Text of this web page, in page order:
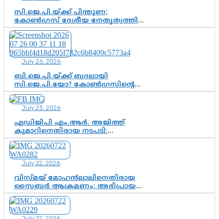
സി.ജെ.പി.യ്ക്ക് പിന്തുണ;
കോൺഗ്രസ് ദേശീയ നേതൃത്വത്തിൽ
ആശങ്കയോ? പാർട്ടിക്കുള്ളിൽ
ഭിന്നാഭിപ്രായമെന്ന വിലയിരുത്തൽ
July 26, 2026
ബി.ജെ.പി.യ്ക്ക് ബദലായി
സി.ജെ.പി.യോ? കോൺഗ്രസിന്റെ
രാഷ്ട്രീയ ഇടം കൈവശപ്പെടുത്താൻ
സിജെപി ഉയർന്നുകഴിഞ്ഞോ?
ഇന്ത്യൻ രാഷ്ട്രീയത്തിലെ പുതിയ
വഴിത്തിരിവ്
July 23, 2026
എഡിജിപി എം.ആർ. അജിത്ത്
കുമാറിനെതിരായ നടപടി:
സസ്പെൻഷനിൽ ഒതുങ്ങുമോ,
അതോ കൂടുതൽ കടുത്ത
നടപടികളിലേക്കോ?
July 22, 2026
വിസ്മയ് മോഹൻലാലിനെതിരായ
സൈബർ ആക്രമണം; അഭിപ്രായ
സ്വാതന്ത്ര്യത്തെ നിശ്ശബ്ദമാക്കുന്ന
ഡിജിറ്റൽ ഗുണ്ടായിസത്തിന് അറുതി
വേണം